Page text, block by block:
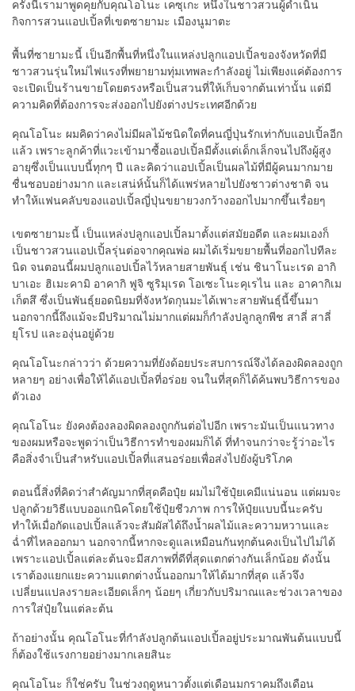
ครั้งนี้เรามาพูดคุยกับคุณโอโนะ เคซุเกะ หนึ่งในชาวสวนผู้ดำเนิน
กิจการสวนแอปเปิ้ลที่เขตซายามะ เมืองนูมาตะ
พื้นที่ซายามะนี้ เป็นอีกพื้นที่หนึ่งในแหล่งปลูกแอปเปิ้ลของจังหวัดที่มี
ชาวสวนรุ่นใหม่ไฟแรงที่พยายามทุ่มเทพละกำลังอยู่ ไม่เพียงแค่ต้องการ
จะเปิดเป็นร้านขายโดยตรงหรือเป็นสวนที่ให้เก็บจากต้นเท่านั้น แต่มี
ความคิดที่ต้องการจะส่งออกไปยังต่างประเทศอีกด้วย
คุณโอโนะ ผมคิดว่าคงไม่มีผลไม้ชนิดใดที่คนญี่ปุ่นรักเท่ากับแอปเปิ้ลอีก
แล้ว เพราะลูกค้าที่แวะเข้ามาซื้อแอปเปิ้ลมีตั้งแต่เด็กเล็กจนไปถึงผู้สูง
อายุซึ่งเป็นแบบนี้ทุกๆ ปี และคิดว่าแอปเปิ้ลเป็นผลไม้ที่มีผู้คนมากมาย
ชื่นชอบอย่างมาก และเสน่ห์นั้นก็ได้แพร่หลายไปยังชาวต่างชาติ จน
ทำให้แฟนคลับของแอปเปิ้ลญี่ปุ่นขยายวงกว้างออกไปมากขึ้นเรื่อยๆ
เขตซายามะนี้ เป็นแหล่งปลูกแอปเปิ้ลมาตั้งแต่สมัยอดีต และผมเองก็
เป็นชาวสวนแอปเปิ้ลรุ่นต่อจากคุณพ่อ ผมได้เริ่มขยายพื้นที่ออกไปทีละ
นิด จนตอนนี้ผมปลูกแอปเปิ้ลไว้หลายสายพันธุ์ เช่น ชินาโนะเรด อากิ
บาเอะ ฮิเมะคามิ อาคากิ ฟูจิ ซูริมุเรด โอเซะโนะคุเรไน และ อาคากิเม
เก็ตสึ ซึ่งเป็นพันธุ์ยอดนิยมที่จังหวัดกุนมะได้เพาะสายพันธุ์นี้ขึ้นมา
นอกจากนี้ถึงแม้จะมีปริมาณไม่มากแต่ผมก็กำลังปลูกลูกพีช สาลี่ สาลี่
ยุโรป และองุ่นอยู่ด้วย
คุณโอโนะกล่าวว่า ด้วยความที่ยังด้อยประสบการณ์จึงได้ลองผิดลองถูก
หลายๆ อย่างเพื่อให้ได้แอปเปิ้ลที่อร่อย จนในที่สุดก็ได้ค้นพบวิธีการของ
ตัวเอง
คุณโอโนะ ยังคงต้องลองผิดลองถูกกันต่อไปอีก เพราะมันเป็นแนวทาง
ของผมหรือจะพูดว่าเป็นวิธีการทำของผมก็ได้ ที่ทำจนกว่าจะรู้ว่าอะไร
คือสิ่งจำเป็นสำหรับแอปเปิ้ลที่แสนอร่อยเพื่อส่งไปยังผู้บริโภค
ตอนนี้สิ่งที่คิดว่าสำคัญมากที่สุดคือปุ๋ย ผมไม่ใช้ปุ๋ยเคมีแน่นอน แต่ผมจะ
ปลูกด้วยวิธีแบบออแกนิคโดยใช้ปุ๋ยชีวภาพ การให้ปุ๋ยแบบนี้นะครับ
ทำให้เมื่อกัดแอปเปิ้ลแล้วจะสัมผัสได้ถึงน้ำผลไม้และความหวานและ
ฉ่ำที่ไหลออกมา นอกจากนี้หากจะดูแลเหมือนกันทุกต้นคงเป็นไปไม่ได้
เพราะแอปเปิ้ลแต่ละต้นจะมีสภาพที่ดีที่สุดแตกต่างกันเล็กน้อย ดังนั้น
เราต้องแยกแยะความแตกต่างนั้นออกมาให้ได้มากที่สุด แล้วจึง
เปลี่ยนแปลงรายละเอียดเล็กๆ น้อยๆ เกี่ยวกับปริมาณและช่วงเวลาของ
การใส่ปุ๋ยในแต่ละต้น
ถ้าอย่างนั้น คุณโอโนะที่กำลังปลูกต้นแอปเปิ้ลอยู่ประมาณพันต้นแบบนี้
ก็ต้องใช้แรงกายอย่างมากเลยสินะ
คุณโอโนะ ก็ใช่ครับ ในช่วงฤดูหนาวตั้งแต่เดือนมกราคมถึงเดือน